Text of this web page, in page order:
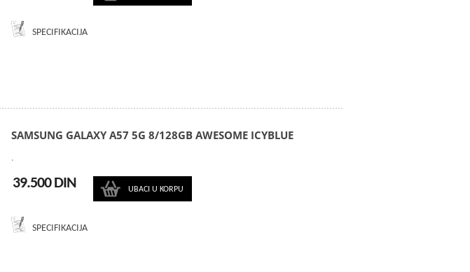
SPECIFIKACIJA
SAMSUNG GALAXY A57 5G 8/128GB AWESOME ICYBLUE
.
39.500 DIN UBACI U KORPU
SPECIFIKACIJA